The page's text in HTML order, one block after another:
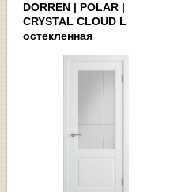
DORREN | POLAR |
CRYSTAL CLOUD L
остекленная